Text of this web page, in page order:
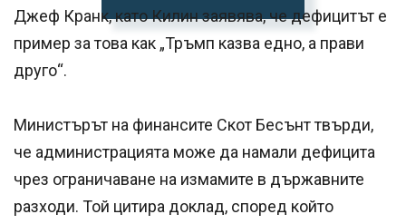
Джеф Кранк, като Килин заявява, че дефицитът е
пример за това как „Тръмп казва едно, а прави
друго“.
Министърът на финансите Скот Бесънт твърди,
че администрацията може да намали дефицита
чрез ограничаване на измамите в държавните
разходи. Той цитира доклад, според който